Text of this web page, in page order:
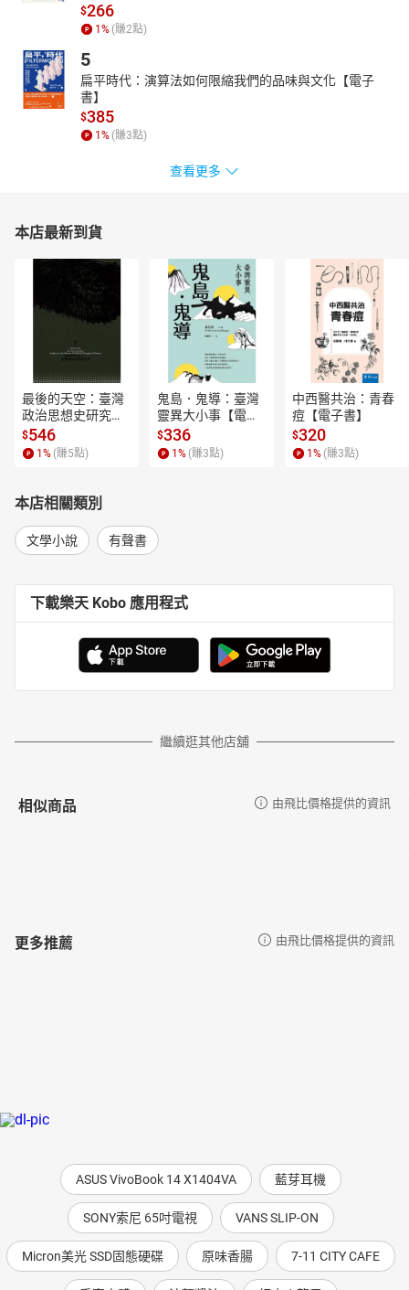
$266
1 % (賺2點)
5
扁平時代：演算法如何限縮我們的品味與文化【電子
書】
$385
1 % (賺3點)
查看更多
本店最新到貨
最後的天空：臺灣
政治思想史研究
【電子書】
$546
1 % (賺5點)
鬼島．鬼導：臺灣
靈異大小事【電子
書】
$336
1 % (賺3點)
中西醫共治：青春
痘【電子書】
$320
1 % (賺3點)
本店相關類別
文學小說 有聲書
下載樂天 Kobo 應用程式
繼續逛其他店舖
相似商品 由飛比價格提供的資訊
更多推薦 由飛比價格提供的資訊
ASUS VivoBook 14 X1404VA 藍芽耳機
SONY索尼 65吋電視 VANS SLIP-ON
Micron美光 SSD固態硬碟 原味香腸 7-11 CITY CAFE